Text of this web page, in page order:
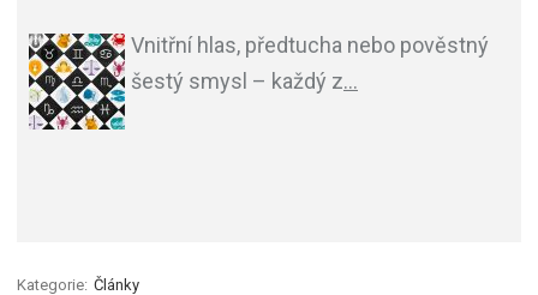
Vnitřní hlas, předtucha nebo pověstný
šestý smysl – každý z…
Kategorie: Články